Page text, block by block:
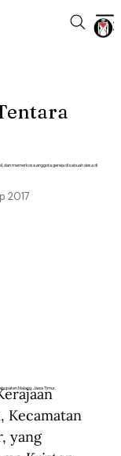
dan memerkosa anggota gereja di sebuah desa di
2017
Malang, Jawa Timur.
Kecamatan
yang